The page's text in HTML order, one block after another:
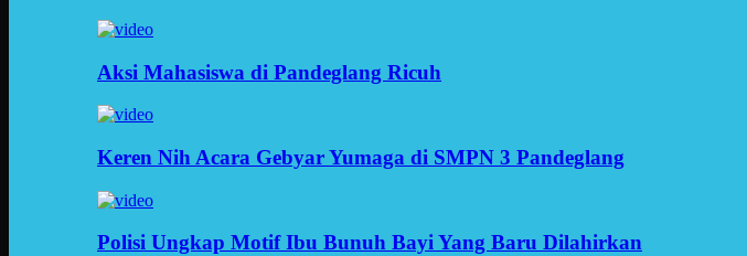
Aksi Mahasiswa di Pandeglang Ricuh
Keren Nih Acara Gebyar Yumaga di SMPN 3 Pandeglang
Polisi Ungkap Motif Ibu Bunuh Bayi Yang Baru Dilahirkan